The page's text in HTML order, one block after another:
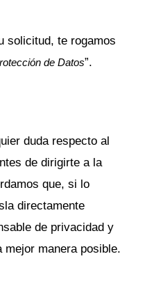
solicitud, te rogamos
de Datos”.
duda respecto al
de dirigirte a la
que, si lo
directamente
de privacidad y
mejor manera posible.